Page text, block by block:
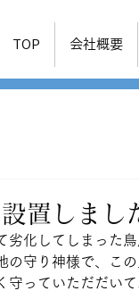
TOP 会社概要
置しまし
劣化してしまった
の守り神様で、こ
っていただだいて